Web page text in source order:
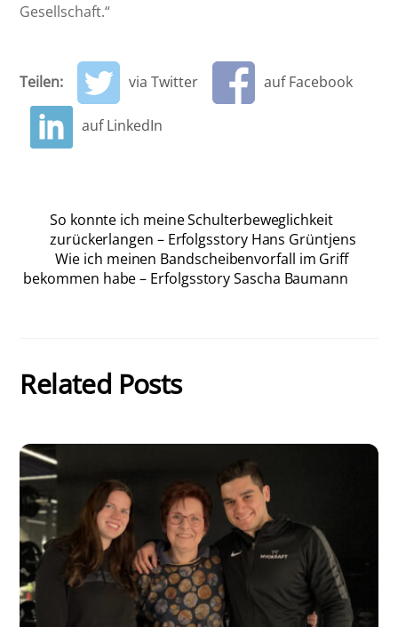
Gesellschaft.“
Teilen: via Twitter auf Facebook
auf LinkedIn
So konnte ich meine Schulterbeweglichkeit
zurückerlangen – Erfolgsstory Hans Grüntjens
Wie ich meinen Bandscheibenvorfall im Griff
bekommen habe – Erfolgsstory Sascha Baumann
Related Posts